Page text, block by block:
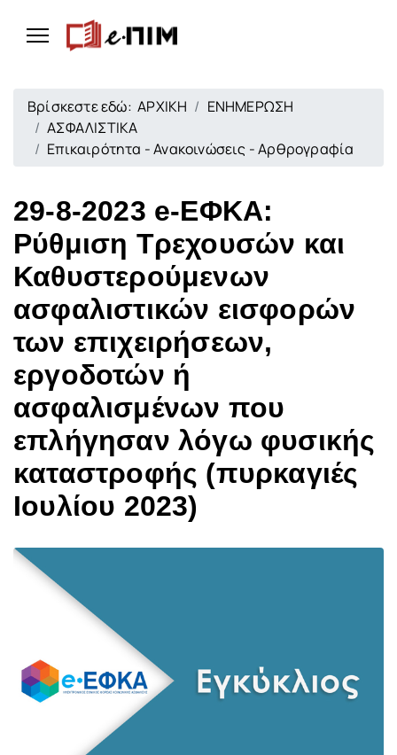
Βρίσκεστε εδώ:ΑΡΧΙΚΗ
ΕΝΗΜΕΡΩΣΗ
ΑΣΦΑΛΙΣΤΙΚΑ
Επικαιρότητα - Ανακοινώσεις - Αρθρογραφία
29-8-2023 e-ΕΦΚΑ:
Ρύθμιση Τρεχουσών και
Καθυστερούμενων
ασφαλιστικών εισφορών
των επιχειρήσεων,
εργοδοτών ή
ασφαλισμένων που
επλήγησαν λόγω φυσικής
καταστροφής (πυρκαγιές
Ιουλίου 2023)